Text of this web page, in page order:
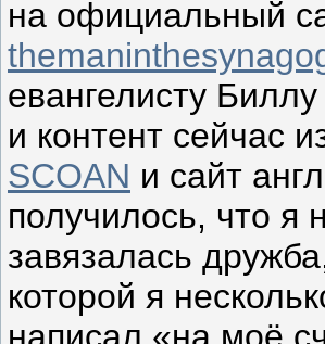
на официальный
евангелисту
и контент сейчас
SCOAN и сайт
получилось, что я
завязалась
которой я
написал «на моё